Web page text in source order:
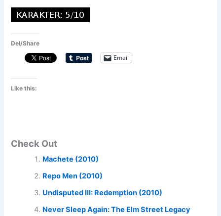
Del/Share
Email
Like this:
Check Out
Machete (2010)
Repo Men (2010)
Undisputed III: Redemption (2010)
Never Sleep Again: The Elm Street Legacy